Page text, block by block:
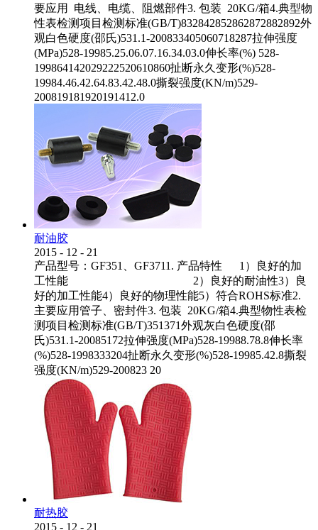
要应用 电线、电缆、阻燃部件3. 包装 20KG/箱4.典型物
性表检测项目检测标准(GB/T)832842852862872882892外
观白色硬度(邵氏)531.1-200833405060718287拉伸强度
(MPa)528-19985.25.06.07.16.34.03.0伸长率(%) 528-
199864142029222520610860扯断永久变形(%)528-
19984.46.42.64.83.42.48.0撕裂强度(KN/m)529-
200819181920191412.0
耐油胶
2015 - 12 - 21
产品型号：GF351、GF3711. 产品特性 1）良好的加
工性能 2）良好的耐油性3）良
好的加工性能4）良好的物理性能5）符合ROHS标准2.
主要应用管子、密封件3. 包装 20KG/箱4.典型物性表检
测项目检测标准(GB/T)351371外观灰白色硬度(邵
氏)531.1-20085172拉伸强度(MPa)528-19988.78.8伸长率
(%)528-1998333204扯断永久变形(%)528-19985.42.8撕裂
强度(KN/m)529-200823 20
耐热胶
2015 - 12 - 21